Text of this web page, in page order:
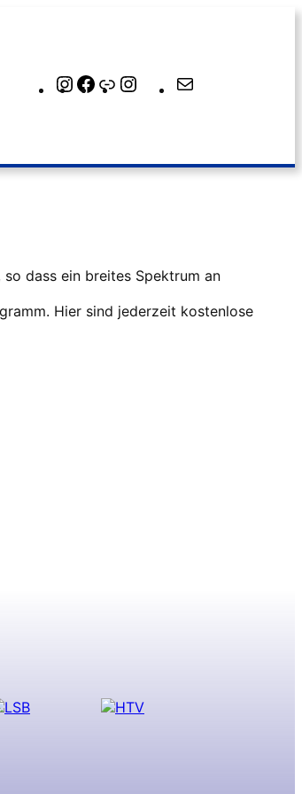
Instagram
Facebook
Link Instagram
dass ein breites Spektrum an
Hier sind jederzeit kostenlose